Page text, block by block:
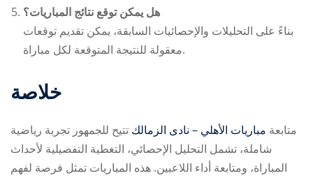
هل يمكن توقع نتائج المباريات؟
بناءً على التحليلات والإحصائيات السابقة، يمكن تقديم توقعات
معقولة للنتيجة المتوقعة لكل مباراة.
خلاصة
متابعة مباريات الأهلي – نادى الزمالك تتيح للجمهور تجربة رياضية
شاملة، تشمل التحليل الإحصائي، التغطية التفصيلية لأحداث
المباراة، ومتابعة أداء اللاعبين. هذه المباريات تمثل فرصة لفهم